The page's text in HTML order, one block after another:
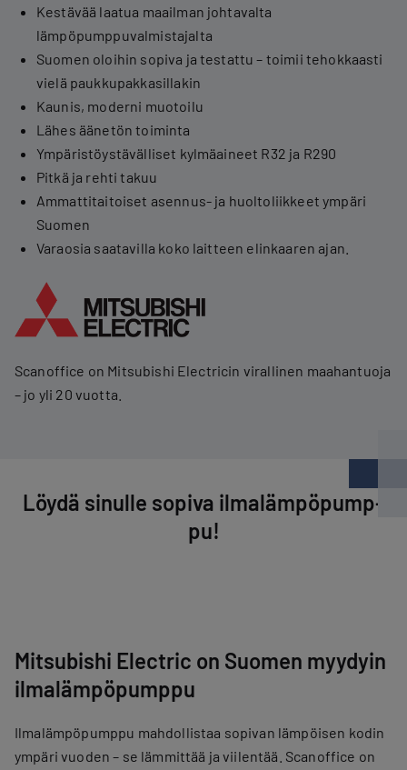
Kestävää laatua maailman johtavalta
lämpöpumppuvalmistajalta
Suomen oloihin sopiva ja testattu – toimii tehokkaasti
vielä paukkupakkasillakin
Kaunis, moderni muotoilu
Lähes äänetön toiminta
Ympäristöystävälliset kylmäaineet R32 ja R290
Pitkä ja rehti takuu
Ammattitaitoiset asennus- ja huoltoliikkeet ympäri
Suomen
Varaosia saatavilla koko laitteen elinkaaren ajan.
Scanoffice on Mitsubishi Electricin virallinen maahantuoja
– jo yli 20 vuotta.
Löydä sinulle sopiva il­ma­läm­pö­pump­
pu!
Mitsubishi Electric on Suomen myydyin
ilmalämpöpumppu
Ilmalämpöpumppu mahdollistaa sopivan lämpöisen kodin
ympäri vuoden – se lämmittää ja viilentää. Scanoffice on